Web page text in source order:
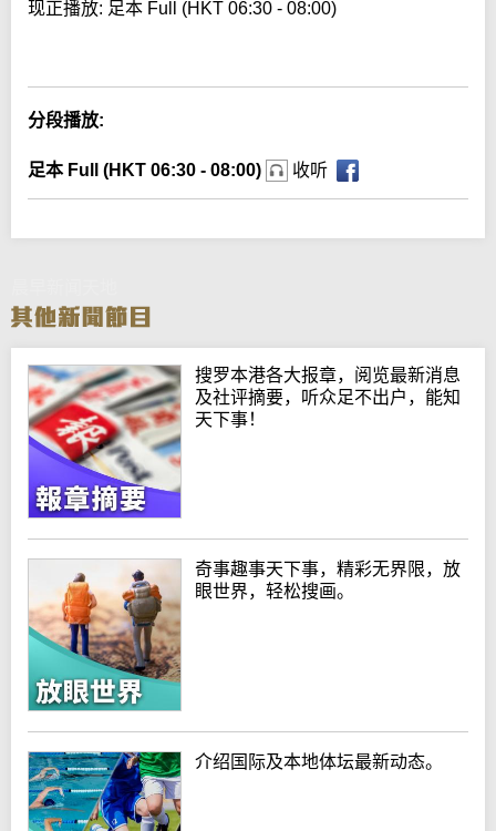
现正播放: 足本 Full (HKT 06:30 - 08:00)
分段播放:
足本 Full (HKT 06:30 - 08:00) 收听
搜罗本港各大报章，阅览最新消息
及社评摘要，听众足不出户，能知
天下事！
奇事趣事天下事，精彩无界限，放
眼世界，轻松搜画。
介绍国际及本地体坛最新动态。